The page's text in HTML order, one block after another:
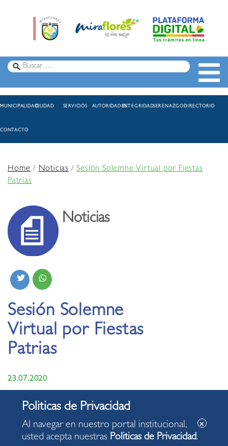
MUNICIPALIDADCIUDAD SERVICIOS AUTORIDADESINTEGRIDADSERENAZGODIRECTORIO
CONTACTO
Home/Noticias /Sesión Solemne Virtual por Fiestas
Patrias
Noticias
Sesión Solemne
Virtual por Fiestas
Patrias
23.07.2020
Compartimos con ustedes el discurso del alcalde de
Independencia del Perú pronunciado durante la Sesión
Solemne Virtual realizada en el Palacio Municipal
Al navegar en nuestro portal institucional,
usted acepta nuestras Politicas de Privacidad.